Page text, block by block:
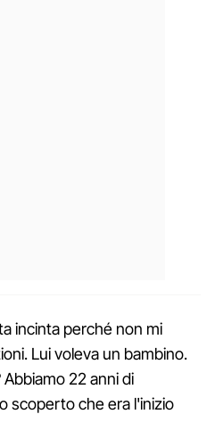
incinta perché non mi
Lui voleva un bambino.
22 anni di
scoperto che era l'inizio